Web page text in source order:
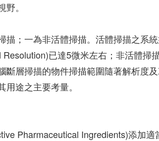
。
描；一為非活體掃描。活體掃描之系
已達5微米左右；非活體掃
斷層掃描的物件掃描範圍隨著解析度
途之主要考量。
Pharmaceutical Ingredients)添加適